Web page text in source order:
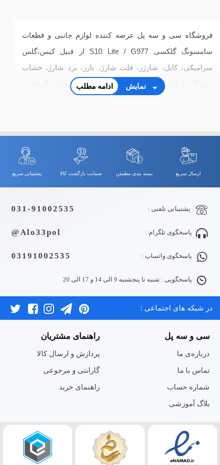
فروشگاه سی و سه پل عرضه کننده لوازم جانبی و قطعات
سامسونگ گلکسی S10 Lite / G977 از قبیل کیس،گلس
سرامیکی، کابل، شارژر، فلت شارژ، بازر، برد شارژ، خشاب
سیمکارت، فریم ال سی دی، قاب و شاسی با بهترین کیفیت و
نمایش ادامه مطلب
ارسال سریع بسته بندی مطمئن ضمانت بازگشت کالا پشتیبانی سریع
پشتیبانی تلفنی : 031-91002535
پاسخگوی تلگرام : Alo33pol@
پاسخگوی واتساپ : 03191002535
پاسخگویی : شنبه تا پنجشنبه 9 الی 14 و 17 الی 20
در شبکه های اجتماعی :
سی و سه پل
درباره‌ی ما
تماس با ما
شماره حساب
بلاگ آموزشی
راهنمای مشتریان
پردازش و ارسال کالا
گارانتی و مرجوعی
راهنمای خرید